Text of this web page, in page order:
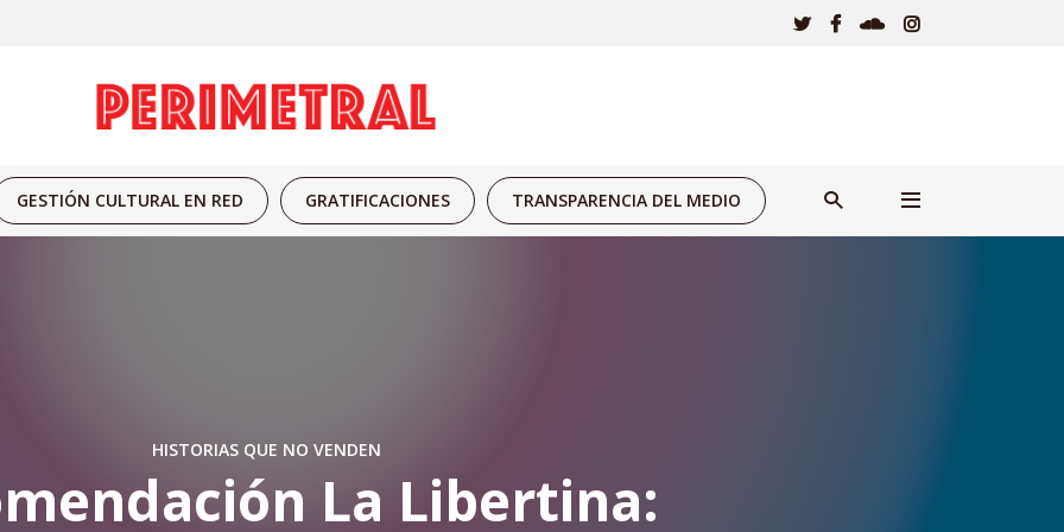
GESTIÓN CULTURAL EN RED GRATIFICACIONES TRANSPARENCIA DEL MEDIO
HISTORIAS QUE NO VENDEN
La Libertina: